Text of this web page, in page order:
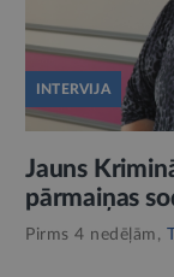
INTERVIJA
Jauns
pārmaiņas
Pirms 4 nedēļām,